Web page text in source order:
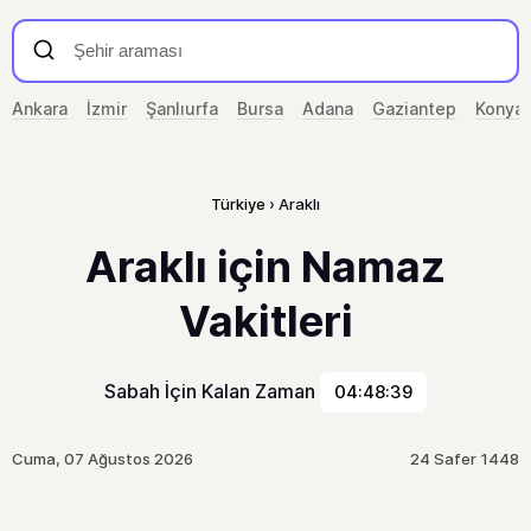
Ankara İzmir Şanlıurfa Bursa Adana Gaziantep Konya
Türkiye Araklı
Araklı için Namaz
Vakitleri
Sabah İçin Kalan Zaman 04:48:39
Cuma, 07 Ağustos 2026 24 Safer 1448